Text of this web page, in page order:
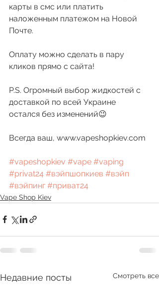
карты в смс или платить
наложенным платежом на Новой
Почте.
Оплату можно сделать в пару
кликов прямо с сайта!
P.S. Огромный выбор жидкостей с
доставкой по всей Украине
остался без изменений😉
Всегда ваш, www.vapeshopkiev.com
#vapeshopkiev #vape #vaping
#privat24 #вэйпшопкиев #вэйп
#вэйпинг #приват24
Vape Shop Kiev
Недавние посты Смотреть все